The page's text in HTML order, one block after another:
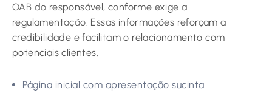
OAB do responsável, conforme exige a
regulamentação. Essas informações reforçam a
credibilidade e facilitam o relacionamento com
potenciais clientes.
Página inicial com apresentação sucinta